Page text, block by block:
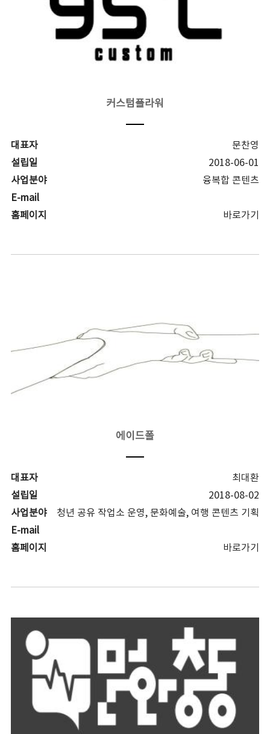
커스텀플라워
대표자
문찬영
설립일
2018-06-01
사업분야
융복합 콘텐츠
E-mail
홈페이지
바로가기
에이드폴
대표자
최대환
설립일
2018-08-02
사업분야
청년 공유 작업소 운영, 문화예술, 여행 콘텐츠 기획
E-mail
홈페이지
바로가기